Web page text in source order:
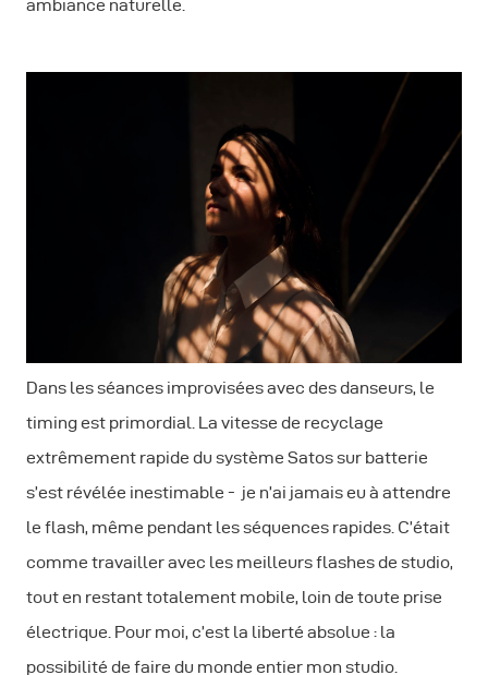
ambiance naturelle.
Dans les séances improvisées avec des danseurs, le
timing est primordial. La vitesse de recyclage
extrêmement rapide du système Satos sur batterie
s’est révélée inestimable - je n’ai jamais eu à attendre
le flash, même pendant les séquences rapides. C’était
comme travailler avec les meilleurs flashes de studio,
tout en restant totalement mobile, loin de toute prise
électrique. Pour moi, c’est la liberté absolue : la
possibilité de faire du monde entier mon studio.